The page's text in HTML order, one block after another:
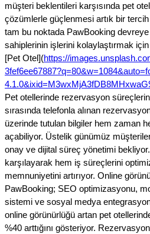
müşteri beklentileri karşısında pet
çözümlerle güçlenmesi artık bir
tam bu noktada PawBooking
sahiplerinin işlerini kolaylaştırmak
[Pet Otel](https://
Pet otellerinde rezervasyon
sırasında telefonla alınan
üzerinde tutulan bilgiler hem zaman
açabiliyor. Üstelik günümüz
onay ve dijital süreç yönetimi
karşılayarak hem iş süreçlerini
memnuniyetini artırıyor. Online
PawBooking; SEO optimizasyonu,
sistemi ve sosyal medya
online görünürlüğü artan pet
%40 arttığını gösteriyor.